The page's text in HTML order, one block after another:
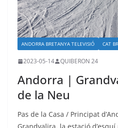
ANDORRA BRETANYA TELEVISIÓ CAT
2023-05-14 QUIBERON 24
Andorra |
de la Neu
Pas de la Casa / Principat